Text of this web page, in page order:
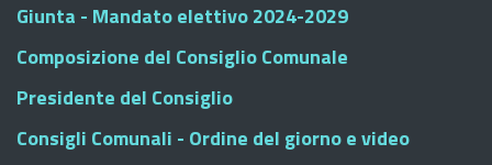
Giunta - Mandato elettivo 2024-2029
Composizione del Consiglio Comunale
Presidente del Consiglio
Consigli Comunali - Ordine del giorno e video